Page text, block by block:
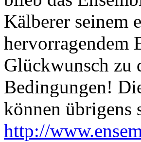
Kälberer seinem
hervorragendem
Glückwunsch zu
Bedingungen!
können übrigens
http://